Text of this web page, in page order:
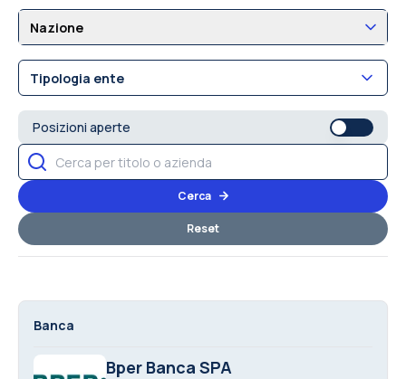
Nazione
Tipologia ente
Posizioni aperte
Cerca
Reset
Banca
Bper Banca SPA